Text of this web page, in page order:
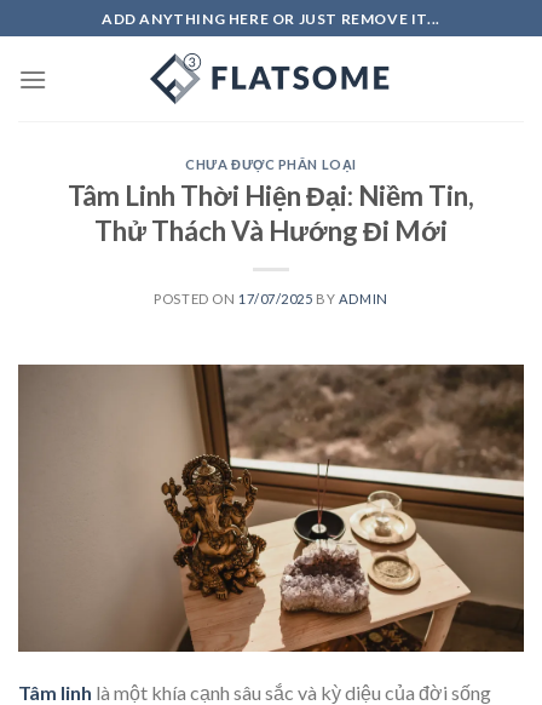
to
content
ADD ANYTHING HERE OR JUST REMOVE IT...
CHƯA ĐƯỢC PHÂN LOẠI
Tâm Linh Thời Hiện Đại: Niềm Tin,
Thử Thách Và Hướng Đi Mới
POSTED ON 17/07/2025 BY ADMIN
Tâm linh là một khía cạnh sâu sắc và kỳ diệu của đời sống